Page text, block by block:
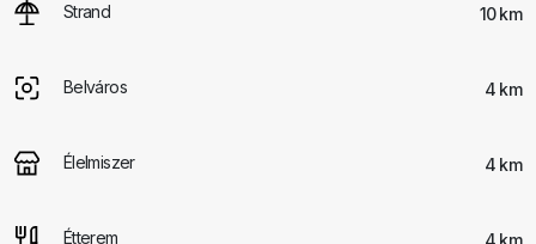
Strand 10 km
Belváros 4 km
Élelmiszer 4 km
Étterem 4 km